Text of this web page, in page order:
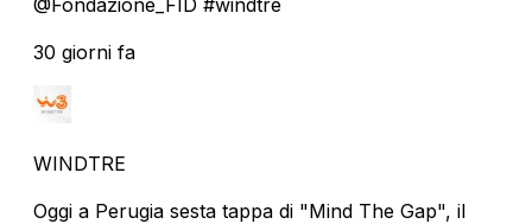
30 giorni fa
WINDTRE
Oggi a Perugia sesta tappa di "Mind The Gap", il